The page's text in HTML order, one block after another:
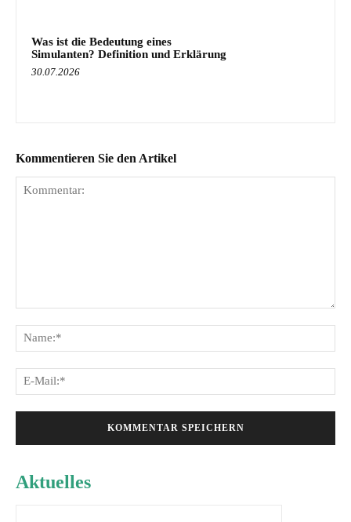
Was ist die Bedeutung eines
Simulanten? Definition und Erklärung
30.07.2026
Kommentieren Sie den Artikel
Aktuelles